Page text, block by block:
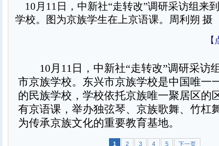
10月11日，中新社“走转改”调研采访组来
学校。图为京族学生在上京语课。周利朔 摄
10月11日，中新社“走转改”调研采访
市京族学校。东兴市京族学校是中国唯一
的民族学校，学校依托京族唯一聚居区的
有京语课，举办独弦琴、京族歌舞、竹杠
为传承京族文化的重要教育基地。
1 2 3 4 5 下一页